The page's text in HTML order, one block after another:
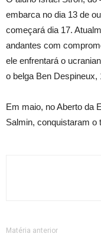
embarca no dia 13 de
começará dia 17.
andantes com
ele enfrentará o
o belga Ben Despineux,
Em maio, no Aberto da
Salmin, conquistaram o
Matéria anterior